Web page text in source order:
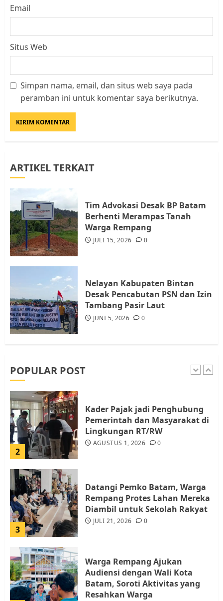
Email
Situs Web
Simpan nama, email, dan situs web saya pada
peramban ini untuk komentar saya berikutnya.
ARTIKEL TERKAIT
Tim Advokasi Desak BP Batam
Berhenti Merampas Tanah
Warga Rempang
JULI 15, 2026 0
Nelayan Kabupaten Bintan
Desak Pencabutan PSN dan Izin
Tambang Pasir Laut
JUNI 5, 2026 0
POPULAR POST
Datangi Pemko Batam, Warga
4
Warga Rempang Ajukan
Resahkan Warga
JULI 17, 2026 0
5
JULI 15, 2026 0
1
2
Kader Pajak jadi Penghubung
Pemerintah dan Masyarakat di
Lingkungan RT/RW
AGUSTUS 1, 2026 0
3
Datangi Pemko Batam, Warga
Rempang Protes Lahan Mereka
Diambil untuk Sekolah Rakyat
JULI 21, 2026 0
Warga Rempang Ajukan
Audiensi dengan Wali Kota
Batam, Soroti Aktivitas yang
Resahkan Warga